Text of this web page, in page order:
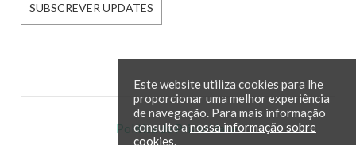
SUBSCREVER UPDATES
Política de Privacidade
Este website utiliza cookies para lhe
proporcionar uma melhor experiência
de navegação. Para mais informação
consulte anossa informação sobre
cookies.